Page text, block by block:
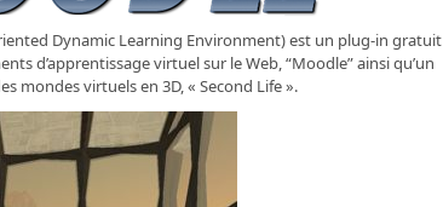
Dynamic Learning Environment) est un plug-in gratuit
d’apprentissage virtuel sur le Web, “Moodle” ainsi qu’un
mondes virtuels en 3D, « Second Life ».